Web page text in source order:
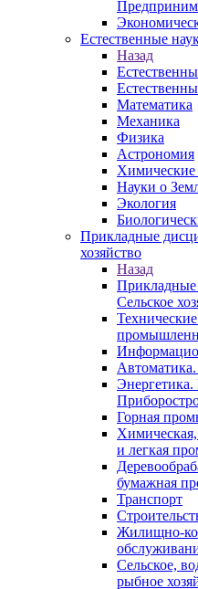
Естественные
Назад
Математика
Механика
Физика
Астрономия
Химические
Науки о
Экология
Прикладные
хозяйство
Назад
Сельское
Горная
и легкая
бумажная
Транспорт
Жилищно-
Сельское,
рыбное